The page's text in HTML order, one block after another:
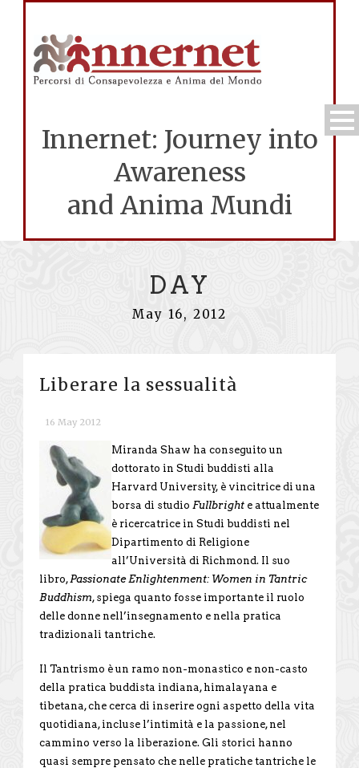
Innernet: Journey into
Awareness
and Anima Mundi
DAY
May 16, 2012
Liberare la sessualità
16 May 2012
Miranda Shaw ha conseguito un
dottorato in Studi buddisti alla
Harvard University, è vincitrice di una
borsa di studio Fullbright e attualmente
è ricercatrice in Studi buddisti nel
Dipartimento di Religione
all’Università di Richmond. Il suo
libro, Passionate Enlightenment: Women in Tantric
Buddhism, spiega quanto fosse importante il ruolo
delle donne nell’insegnamento e nella pratica
tradizionali tantriche.
Il Tantrismo è un ramo non-monastico e non-casto
della pratica buddista indiana, himalayana e
tibetana, che cerca di inserire ogni aspetto della vita
quotidiana, incluse l’intimità e la passione, nel
cammino verso la liberazione. Gli storici hanno
quasi sempre pensato che nelle pratiche tantriche le